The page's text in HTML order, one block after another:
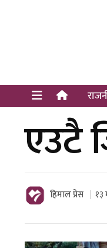
एउटै
हिमाल प्रेस १३